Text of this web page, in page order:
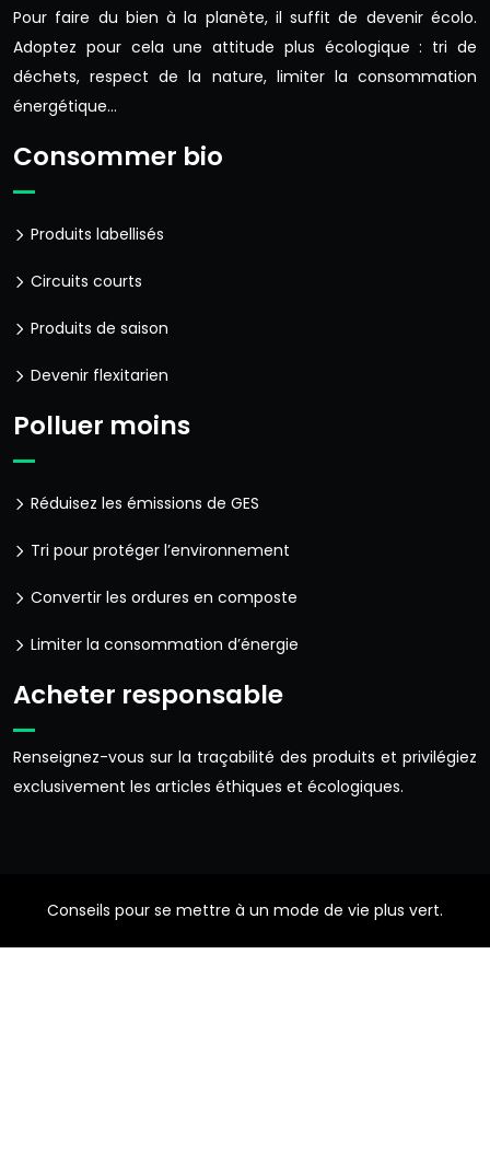
Pour faire du bien à la planète, il suffit de devenir écolo.
Adoptez pour cela une attitude plus écologique : tri de
déchets, respect de la nature, limiter la consommation
énergétique…
Consommer bio
Produits labellisés
Circuits courts
Produits de saison
Devenir flexitarien
Polluer moins
Réduisez les émissions de GES
Tri pour protéger l’environnement
Convertir les ordures en composte
Limiter la consommation d’énergie
Acheter responsable
Renseignez-vous sur la traçabilité des produits et privilégiez
exclusivement les articles éthiques et écologiques.
Conseils pour se mettre à un mode de vie plus vert.